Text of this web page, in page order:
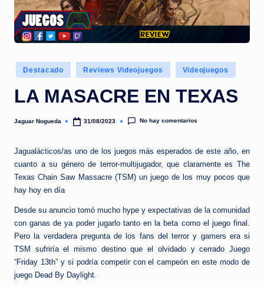
g
u
a
Publicado
en
Destacado Reviews Videojuegos Videojuegos
LA MASACRE EN TEXAS
Publicado
Jaguar Nogueda 31/08/2023 No hay comentarios
Jagualácticos/as uno de los juegos más esperados de este año, en
cuanto a su género de terror-multijugador, que claramente es The
Texas Chain Saw Massacre (TSM) un juego de los muy pocos que
hay hoy en día
Desde su anuncio tomó mucho hype y expectativas de la comunidad
con ganas de ya poder jugarlo tanto en la beta como el juego final.
Pero la verdadera pregunta de los fans del terror y gamers era si
TSM sufriría el mismo destino que el olvidado y cerrado Juego
“Friday 13th” y si podría competir con el campeón en este modo de
juego Dead By Daylight.